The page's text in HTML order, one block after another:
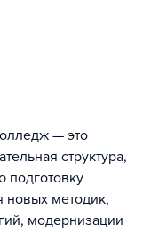
— это
структура,
новых методик,
модернизации